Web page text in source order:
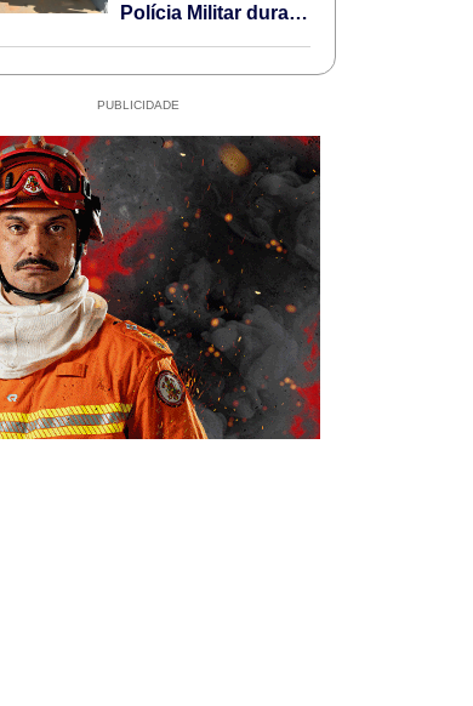
Polícia Militar durante
PUBLICIDADE